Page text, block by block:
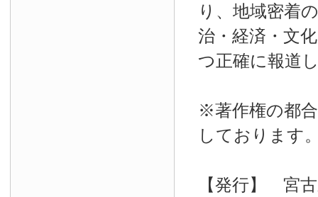
り、地域密着
治・経済・文
つ正確に報道
※著作権の都
しております
【発行】 宮